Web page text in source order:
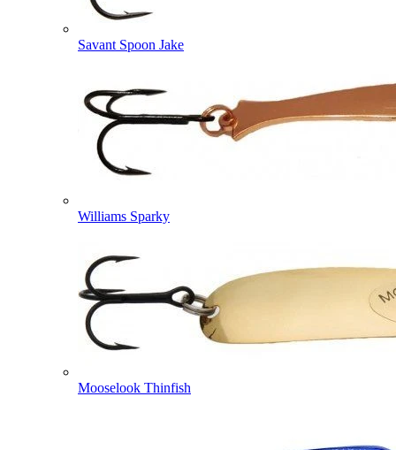
Savant Spoon Jake
Williams Sparky
Mooselook Thinfish